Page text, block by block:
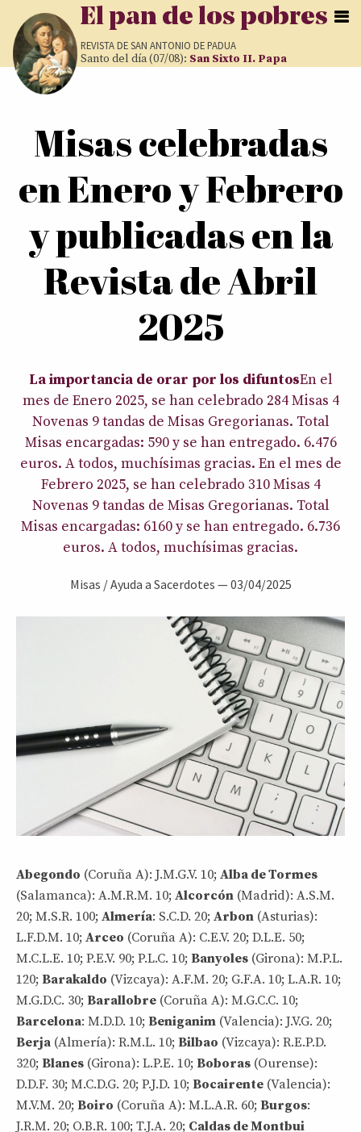
Pasar al contenido principal
El pan de los pobres
REVISTA DESAN ANTONIO DE PADUA
Santo del día (07/08): San Sixto II. Papa
Misas celebradas
en Enero y Febrero
y publicadas en la
Revista de Abril
2025
La importancia de orar por los difuntosEn el
mes de Enero 2025, se han celebrado 284 Misas 4
Novenas 9 tandas de Misas Gregorianas. Total
Misas encargadas: 590 y se han entregado. 6.476
euros. A todos, muchísimas gracias. En el mes de
Febrero 2025, se han celebrado 310 Misas 4
Novenas 9 tandas de Misas Gregorianas. Total
Misas encargadas: 6160 y se han entregado. 6.736
euros. A todos, muchísimas gracias.
Misas / Ayuda a Sacerdotes —03/04/2025
Abegondo (Coruña A): J.M.G.V. 10; Alba de Tormes
(Salamanca): A.M.R.M. 10; Alcorcón (Madrid): A.S.M.
20; M.S.R. 100; Almería: S.C.D. 20; Arbon (Asturias):
L.F.D.M. 10; Arceo (Coruña A): C.E.V. 20; D.L.E. 50;
M.C.L.E. 10; P.E.V. 90; P.L.C. 10; Banyoles (Girona): M.P.L.
120; Barakaldo (Vizcaya): A.F.M. 20; G.F.A. 10; L.A.R. 10;
M.G.D.C. 30; Barallobre (Coruña A): M.G.C.C. 10;
Barcelona: M.D.D. 10; Beniganim (Valencia): J.V.G. 20;
Berja (Almería): R.M.L. 10; Bilbao (Vizcaya): R.E.P.D.
320; Blanes (Girona): L.P.E. 10; Boboras (Ourense):
D.D.F. 30; M.C.D.G. 20; P.J.D. 10; Bocairente (Valencia):
M.V.M. 20; Boiro (Coruña A): M.L.A.R. 60; Burgos:
J.R.M. 20; O.B.R. 100; T.J.A. 20; Caldas de Montbui